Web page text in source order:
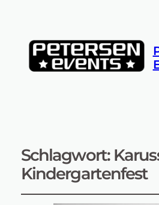
Schlagwort:
Kindergartenfest